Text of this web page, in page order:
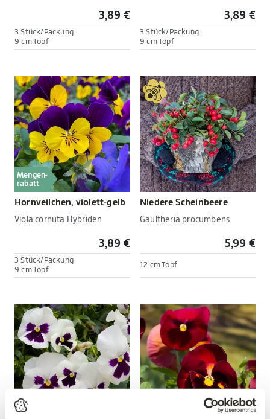
3,89 €
3 Stück/Packung
9 cm Topf
3,89 €
3 Stück/Packung
9 cm Topf
Mengen-
rabatt
Hornveilchen, violett-gelb
Viola cornuta Hybriden
3,89 €
3 Stück/Packung
9 cm Topf
Niedere Scheinbeere
Gaultheria procumbens
5,99 €
12 cm Topf
Mengen-
rabatt